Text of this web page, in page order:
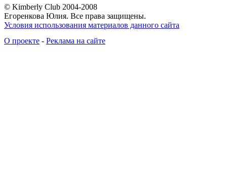
© Kimberly Club 2004-2008
Егоренкова Юлия. Все права защищены.
Условия использования материалов данного сайта
О проекте - Реклама на сайте